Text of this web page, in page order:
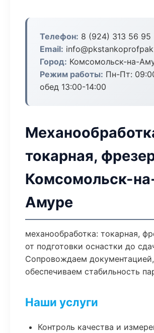
Телефон: 8 (924) 313 56 95
Email:
Город: Комсомольск-на-
Режим работы: Пн-Пт:
обед 13:00-14:00
токарная,
Комсомольск-
Амуре
механообработка: токарная,
от подготовки оснастки до
Сопровождаем документацией,
обеспечиваем стабильность
Наши услуги
Контроль качества и